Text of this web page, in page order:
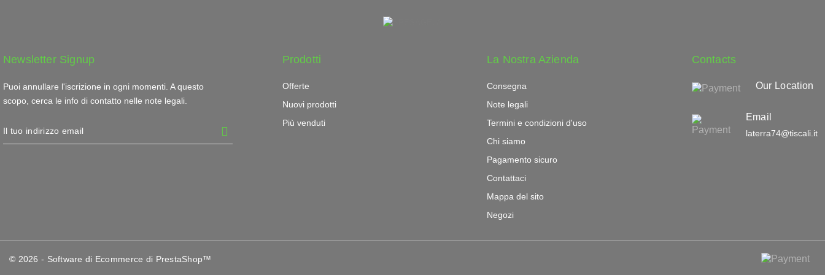
Newsletter Signup
Puoi annullare l'iscrizione in ogni momenti. A questo
scopo, cerca le info di contatto nelle note legali.
Prodotti
Offerte
Nuovi prodotti
Più venduti
La Nostra Azienda
Consegna
Note legali
Termini e condizioni d'uso
Chi siamo
Pagamento sicuro
Contattaci
Mappa del sito
Negozi
Contacts
Our Location
Email
laterra74@tiscali.it
© 2026 - Software di Ecommerce di PrestaShop™